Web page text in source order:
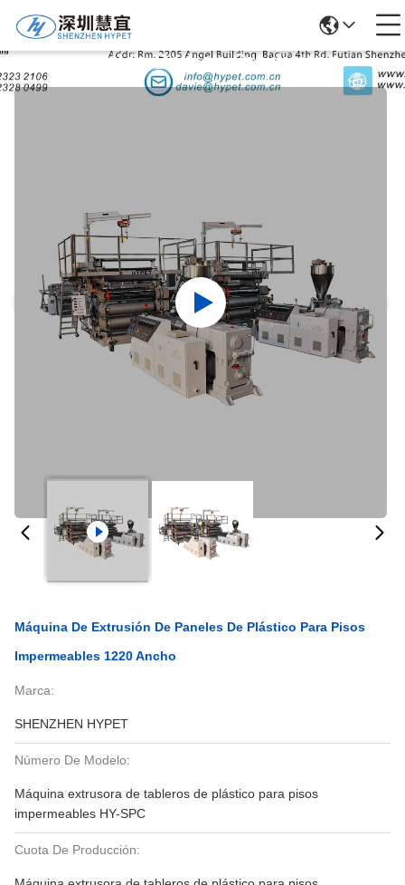
Detalles De Los Productos
Máquina De Extrusión De Paneles De Plástico Para Pisos
Impermeables 1220 Ancho
Marca:
SHENZHEN HYPET
Número De Modelo:
Máquina extrusora de tableros de plástico para pisos
impermeables HY-SPC
Cuota De Producción: